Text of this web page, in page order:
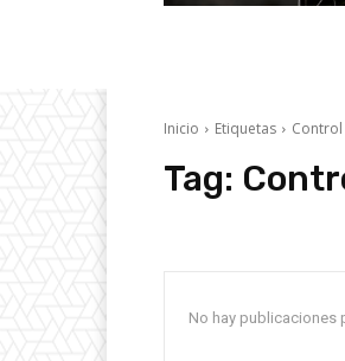
Inicio Etiquetas Control
Tag:
No hay publicaciones